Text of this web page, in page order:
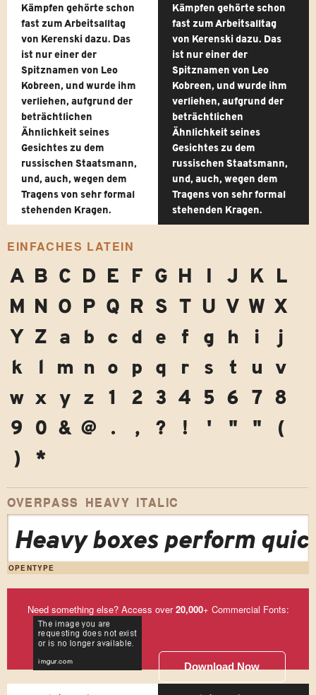
Kämpfen gehörte schon
fast zum Arbeitsalltag
von Kerenski dazu. Das
ist nur einer der
Spitznamen von Leo
Kobreen, und wurde ihm
verliehen, aufgrund der
beträchtlichen
Ähnlichkeit seines
Gesichtes zu dem
russischen Staatsmann,
und, auch, wegen dem
Tragens von sehr formal
stehenden Kragen.
Kämpfen gehörte schon
fast zum Arbeitsalltag
von Kerenski dazu. Das
ist nur einer der
Spitznamen von Leo
Kobreen, und wurde ihm
verliehen, aufgrund der
beträchtlichen
Ähnlichkeit seines
Gesichtes zu dem
russischen Staatsmann,
und, auch, wegen dem
Tragens von sehr formal
stehenden Kragen.
EINFACHES LATEIN
A B C D E F G H I J K L
M N O P Q R S T U V W X
Y Z a b c d e f g h i
j
k
l m n o p q r s t u v
w x y z 1 2 3 4 5 6 7 8
9 0 & @ . , ? ! ' " "
(
)
*
OVERPASS HEAVY ITALIC
Heavy boxes perform
OPENTYPE
Need something else? Access over20,000+ Commercial Fonts:
Download Now